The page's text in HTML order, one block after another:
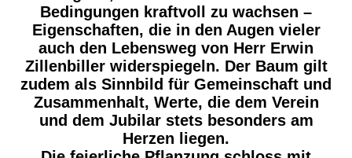
Bedingungen kraftvoll zu wachsen –
Eigenschaften, die in den Augen vieler
auch den Lebensweg von Herr Erwin
Zillenbiller widerspiegeln. Der Baum gilt
zudem als Sinnbild für Gemeinschaft und
Zusammenhalt, Werte, die dem Verein
und dem Jubilar stets besonders am
Herzen liegen.